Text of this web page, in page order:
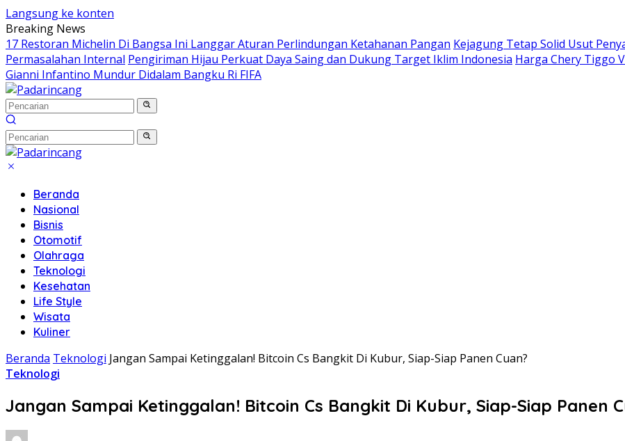
Langsung ke konten
Breaking News
17 Restoran Michelin Di Bangsa Ini Langgar Aturan Perlindungan Ketahanan Pangan Kejagung Tetap Solid Usut
Permasalahan Internal Pengiriman Hijau Perkuat Daya Saing dan Dukung Target Iklim Indonesia Harga Chery Tiggo
Gianni Infantino Mundur Didalam Bangku Ri FIFA
Beranda
Nasional
Bisnis
Otomotif
Olahraga
Teknologi
Kesehatan
Life Style
Wisata
Kuliner
Beranda Teknologi Jangan Sampai Ketinggalan! Bitcoin Cs Bangkit Di Kubur, Siap-Siap Panen Cuan?
Teknologi
Jangan Sampai Ketinggalan! Bitcoin Cs Bangkit Di Kubur, Siap-Siap Panen